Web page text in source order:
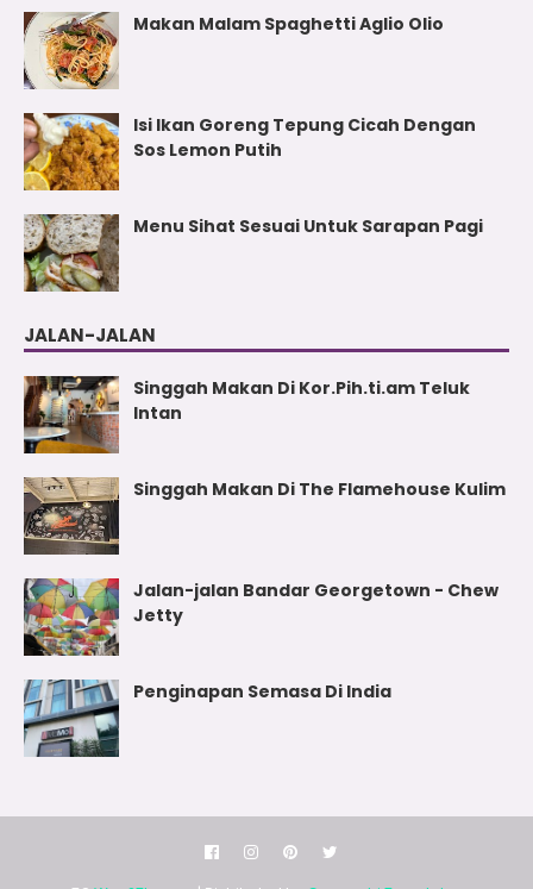
Makan Malam Spaghetti Aglio Olio
Isi Ikan Goreng Tepung Cicah Dengan
Sos Lemon Putih
Menu Sihat Sesuai Untuk Sarapan Pagi
JALAN-JALAN
Singgah Makan Di Kor.Pih.ti.am Teluk
Intan
Singgah Makan Di The Flamehouse Kulim
Jalan-jalan Bandar Georgetown - Chew
Jetty
Penginapan Semasa Di India